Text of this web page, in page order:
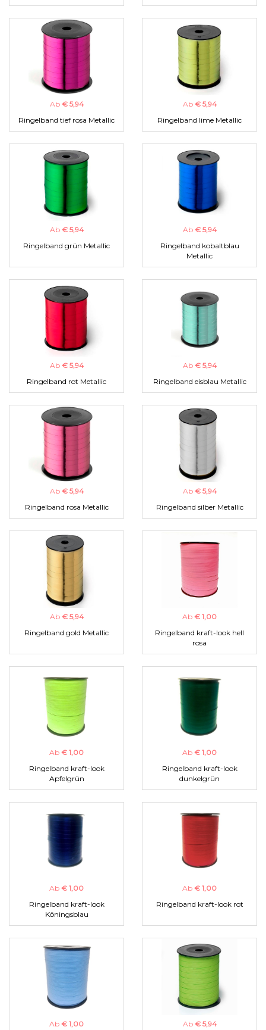
Ab € 5,94
Ringelband tief rosa Metallic
Ab € 5,94
Ringelband lime Metallic
Ab € 5,94
Ringelband grün Metallic
Ab € 5,94
Ringelband kobaltblau
Metallic
Ab € 5,94
Ringelband rot Metallic
Ab € 5,94
Ringelband eisblau Metallic
Ab € 5,94
Ringelband rosa Metallic
Ab € 5,94
Ringelband silber Metallic
Ab € 5,94
Ringelband gold Metallic
Ab € 1,00
Ringelband kraft-look hell
rosa
Ab € 1,00
Ringelband kraft-look
Apfelgrün
Ab € 1,00
Ringelband kraft-look
dunkelgrün
Ab € 1,00
Ringelband kraft-look
Köningsblau
Ab € 1,00
Ringelband kraft-look rot
Ab € 1,00 Ab € 5,94